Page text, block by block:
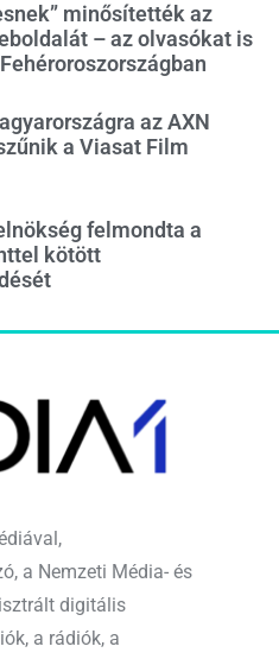
minősítették az
– az olvasókat is
az AXN
a Viasat Film
felmondta a
kötött
a Nemzeti Média- és
digitális
a rádiók, a